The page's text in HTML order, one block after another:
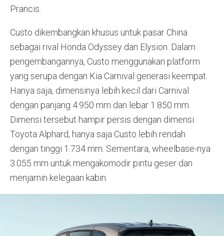
Prancis.
Custo dikembangkan khusus untuk pasar China
sebagai rival Honda Odyssey dan Elysion. Dalam
pengembangannya, Custo menggunakan platform
yang serupa dengan Kia Carnival generasi keempat.
Hanya saja, dimensinya lebih kecil dari Carnival
dengan panjang 4.950 mm dan lebar 1.850 mm.
Dimensi tersebut hampir persis dengan dimensi
Toyota Alphard, hanya saja Custo lebih rendah
dengan tinggi 1.734 mm. Sementara, wheelbase-nya
3.055 mm untuk mengakomodir pintu geser dan
menjamin kelegaan kabin.